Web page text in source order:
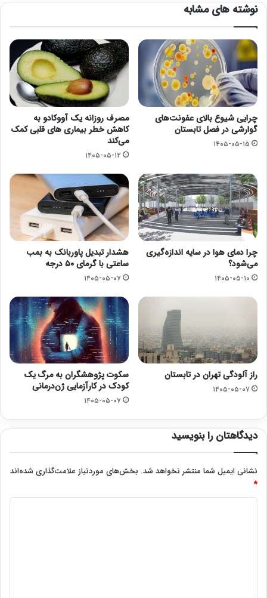
نوشته های مشابه
چرایی شیوع بالای عفونت‌های
گوارشی در فصل تابستان
۱۴۰۵-۰۵-۱۵
مصرف روزانه یک آووکادو به
کاهش خطر بیماری های قلبی کمک
می‌کند
۱۴۰۵-۰۵-۱۲
چرا دمای هوا در سایه اندازه‌گیری
می‌شود؟
۱۴۰۵-۰۵-۱۰
هشدار تبدیل پاوربانک به بمب
ساعتی با گرمای ۵۰ درجه
۱۴۰۵-۰۵-۰۷
راز آلودگی تهران در تابستان
۱۴۰۵-۰۵-۰۷
سکوت پژوهشگران به مرگ یک
کودک در کارآزمایی ژن‌درمانی
۱۴۰۵-۰۵-۰۷
دیدگاهتان را بنویسید
نشانی ایمیل شما منتشر نخواهد شد. بخش‌های موردنیاز علامت‌گذاری شده‌اند
*